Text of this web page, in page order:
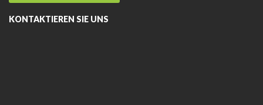
KONTAKTIEREN SIE UNS